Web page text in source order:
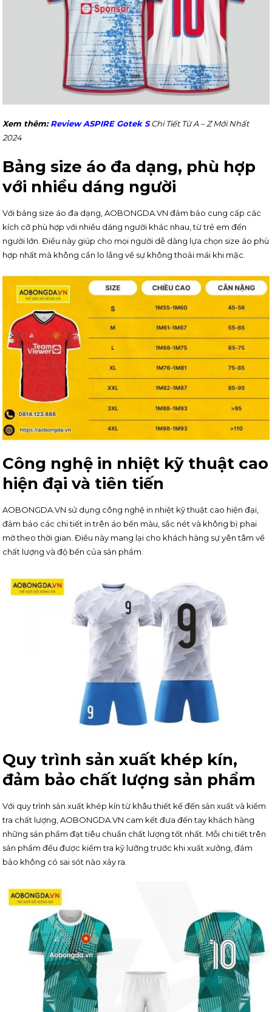
Xem thêm:Review ASPIRE Gotek SChi Tiết Từ A – Z Mới Nhất
2024
Bảng size áo đa dạng, phù hợp
với nhiều dáng người
Với bảng size áo đa dạng, AOBONGDA.VN đảm bảo cung cấp các
kích cỡ phù hợp với nhiều dáng người khác nhau, từ trẻ em đến
người lớn. Điều này giúp cho mọi người dễ dàng lựa chọn size áo phù
hợp nhất mà không cần lo lắng về sự không thoải mái khi mặc.
Công nghệ in nhiệt kỹ thuật cao
hiện đại và tiên tiến
AOBONGDA.VN sử dụng công nghệ in nhiệt kỹ thuật cao hiện đại,
đảm bảo các chi tiết in trên áo bền màu, sắc nét và không bị phai
mờ theo thời gian. Điều này mang lại cho khách hàng sự yên tâm về
chất lượng và độ bền của sản phẩm.
Quy trình sản xuất khép kín,
đảm bảo chất lượng sản phẩm
Với quy trình sản xuất khép kín từ khâu thiết kế đến sản xuất và kiểm
tra chất lượng, AOBONGDA.VN cam kết đưa đến tay khách hàng
những sản phẩm đạt tiêu chuẩn chất lượng tốt nhất. Mỗi chi tiết trên
sản phẩm đều được kiểm tra kỹ lưỡng trước khi xuất xưởng, đảm
bảo không có sai sót nào xảy ra.